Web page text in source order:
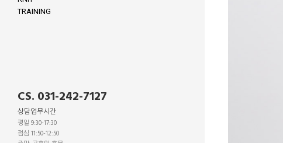
TRAINING
CS. 031-242-7127
상담업무시간
평일 9:30-17:30
점심 11:50-12:50